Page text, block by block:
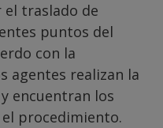
traslado de
puntos del
con la
agentes realizan la
encuentran los
procedimiento.